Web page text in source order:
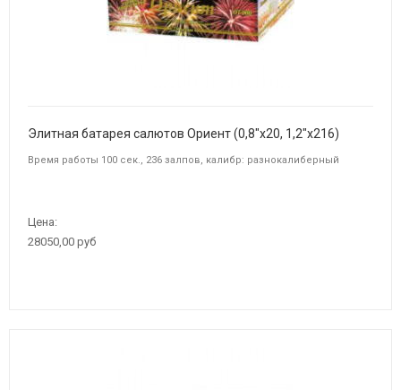
Элитная батарея салютов Ориент (0,8"x20, 1,2"x216)
Время работы 100 сек., 236 залпов, калибр: разнокалиберный
Цена:
28050,00 руб